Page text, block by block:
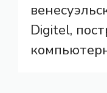
Digitel,